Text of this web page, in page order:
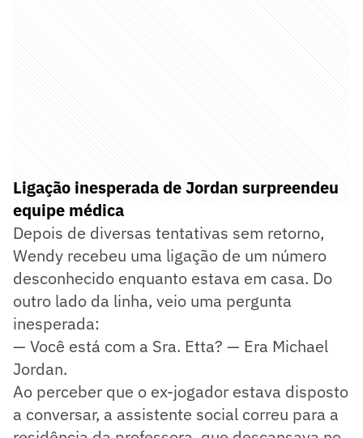
Ligação inesperada de Jordan surpreendeu
equipe médica
Depois de diversas tentativas sem retorno,
Wendy recebeu uma ligação de um número
desconhecido enquanto estava em casa. Do
outro lado da linha, veio uma pergunta
inesperada:
— Você está com a Sra. Etta? — Era Michael
Jordan.
Ao perceber que o ex-jogador estava disposto
a conversar, a assistente social correu para a